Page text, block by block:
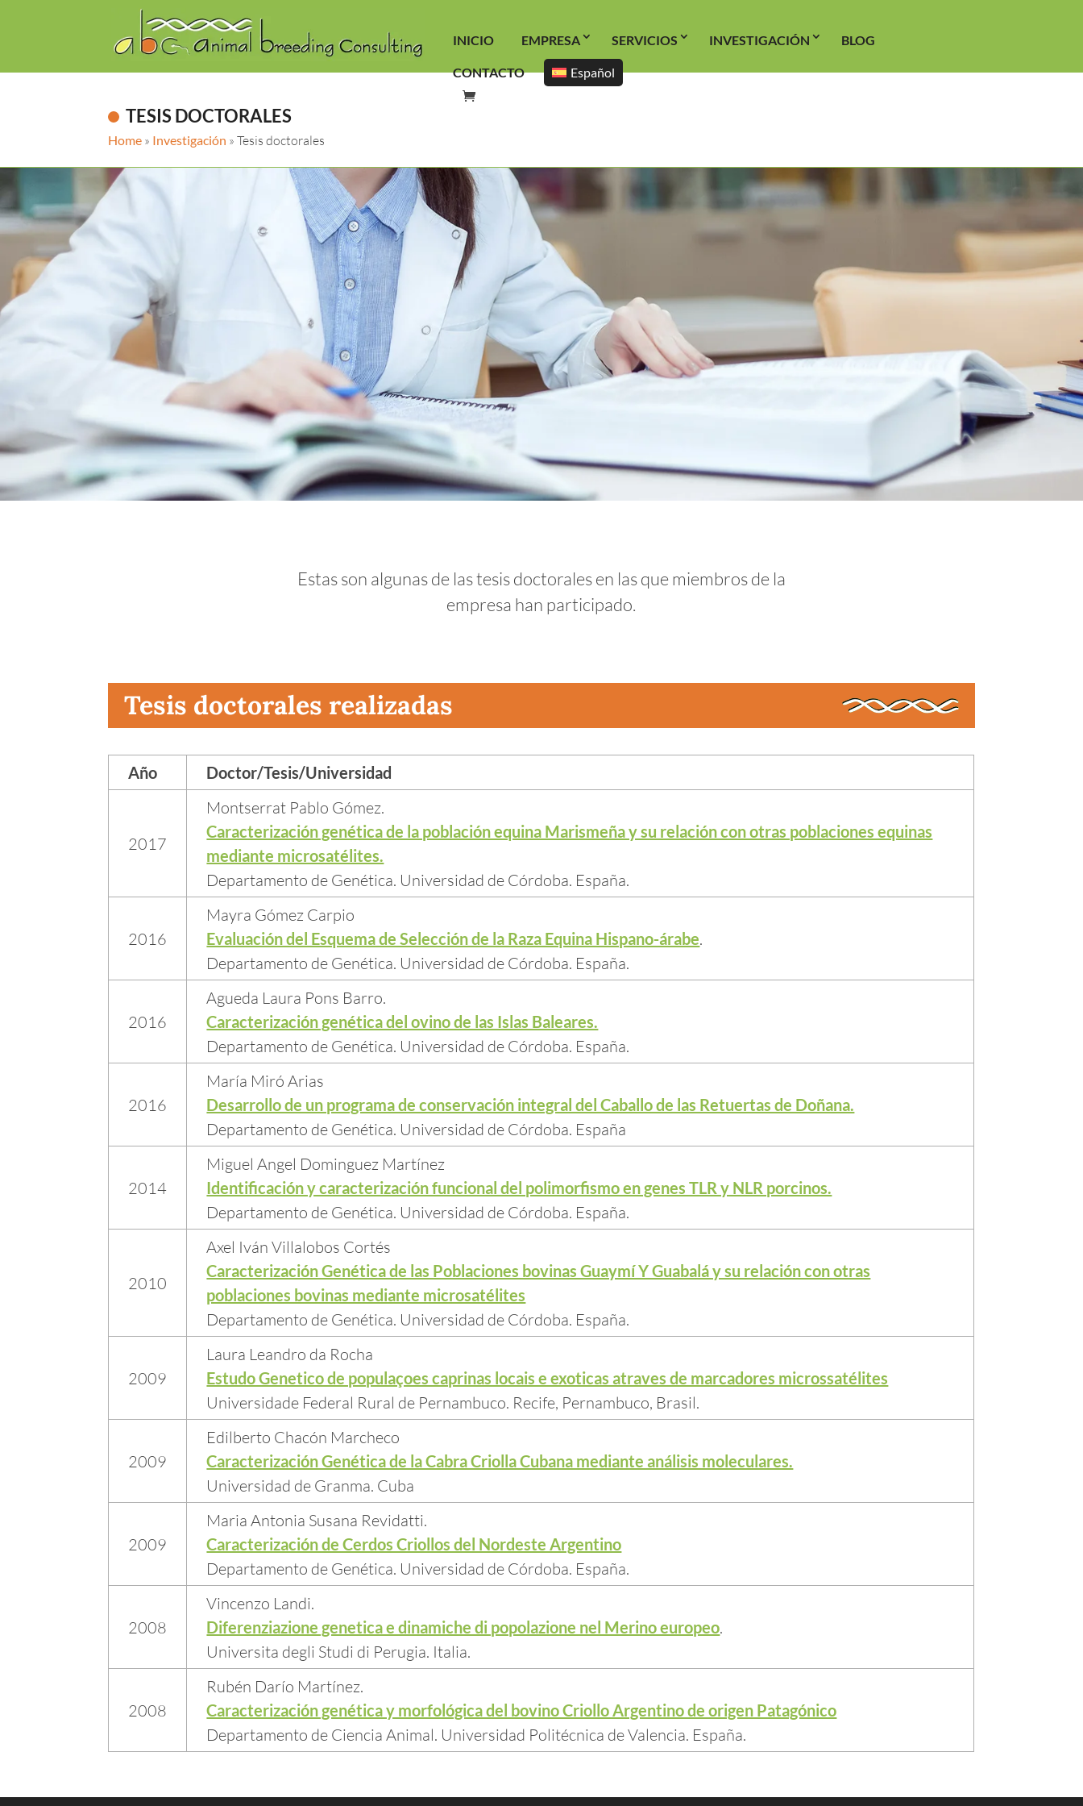
INICIO EMPRESA SERVICIOS INVESTIGACIÓN BLOG
CONTACTO Español
TESIS DOCTORALES
Home » Investigación »Tesis doctorales
Estas son algunas de las tesis doctorales en las que miembros de la
empresa han participado.
Tesis doctorales realizadas
Año Doctor/Tesis/Universidad
2017
Montserrat Pablo Gómez.
Caracterización genética de la población equina Marismeña y su relación con otras poblaciones equinas
mediante microsatélites.
Departamento de Genética. Universidad de Córdoba. España.
2016
Mayra Gómez Carpio
Evaluación del Esquema de Selección de la Raza Equina Hispano-árabe.
Departamento de Genética. Universidad de Córdoba. España.
2016
Agueda Laura Pons Barro.
Caracterización genética del ovino de las Islas Baleares.
Departamento de Genética. Universidad de Córdoba. España.
2016
María Miró Arias
Desarrollo de un programa de conservación integral del Caballo de las Retuertas de Doñana.
Departamento de Genética. Universidad de Córdoba. España
2014
Miguel Angel Dominguez Martínez
Identificación y caracterización funcional del polimorfismo en genes TLR y NLR porcinos.
Departamento de Genética. Universidad de Córdoba. España.
2010
Axel Iván Villalobos Cortés
Caracterización Genética de las Poblaciones bovinas Guaymí Y Guabalá y su relación con otras
poblaciones bovinas mediante microsatélites
Departamento de Genética. Universidad de Córdoba. España.
2009
Laura Leandro da Rocha
Estudo Genetico de populaçoes caprinas locais e exoticas atraves de marcadores microssatélites
Universidade Federal Rural de Pernambuco. Recife, Pernambuco, Brasil.
2009
Edilberto Chacón Marcheco
Caracterización Genética de la Cabra Criolla Cubana mediante análisis moleculares.
Universidad de Granma. Cuba
2009
Maria Antonia Susana Revidatti.
Caracterización de Cerdos Criollos del Nordeste Argentino
Departamento de Genética. Universidad de Córdoba. España.
2008
Vincenzo Landi.
Diferenziazione genetica e dinamiche di popolazione nel Merino europeo.
Universita degli Studi di Perugia. Italia.
2008
Rubén Darío Martínez.
Caracterización genética y morfológica del bovino Criollo Argentino de origen Patagónico
Departamento de Ciencia Animal. Universidad Politécnica de Valencia. España.